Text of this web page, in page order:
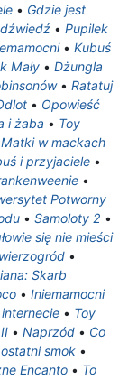
• Gdzie jest
• Pupilek
• Kubuś
Mały • Dżungla
• Ratatuj
• Opowieść
i żaba • Toy
Matki w mackach
i przyjaciele •
•
Potworny
• Samoloty 2 •
się nie mieści
•
Skarb
• Iniemamocni
• Toy
• Naprzód • Co
smok •
Encanto • To